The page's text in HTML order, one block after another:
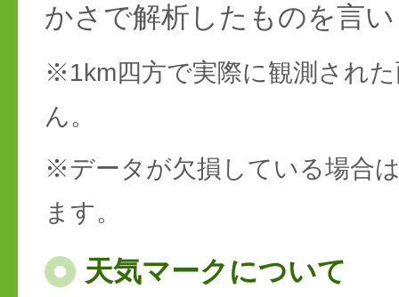
かさで解析したものを言
※1km四方で実際に観測され
ん。
※データが欠損している場合
ます。
天気マークについて